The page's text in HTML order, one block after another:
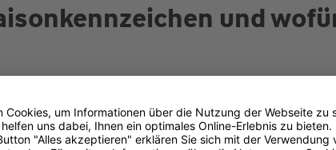
und
bis Oktober: Mit einem Saisonkennzeichen
im Jahr zulassen und können so vor
wird mit der Angabe der Monate